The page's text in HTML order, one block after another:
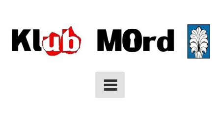
to
content